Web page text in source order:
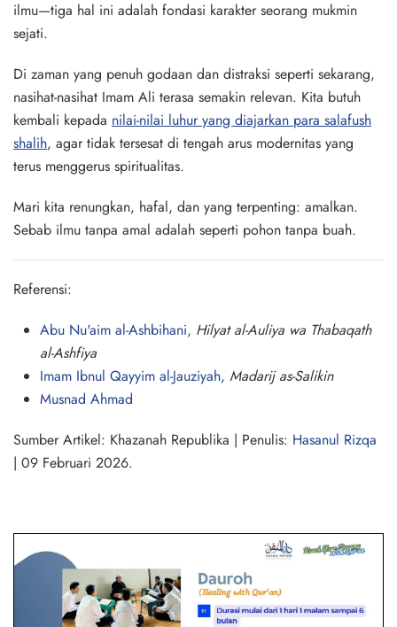
ilmu—tiga hal ini adalah fondasi karakter seorang mukmin
sejati.
Di zaman yang penuh godaan dan distraksi seperti sekarang,
nasihat-nasihat Imam Ali terasa semakin relevan. Kita butuh
kembali kepada nilai-nilai luhur yang diajarkan para salafush
shalih, agar tidak tersesat di tengah arus modernitas yang
terus menggerus spiritualitas.
Mari kita renungkan, hafal, dan yang terpenting: amalkan.
Sebab ilmu tanpa amal adalah seperti pohon tanpa buah.
Referensi:
Abu Nu'aim al-Ashbihani, Hilyat al-Auliya wa Thabaqath
al-Ashfiya
Imam Ibnul Qayyim al-Jauziyah, Madarij as-Salikin
Musnad Ahmad
Sumber Artikel: Khazanah Republika | Penulis: Hasanul Rizqa
| 09 Februari 2026.